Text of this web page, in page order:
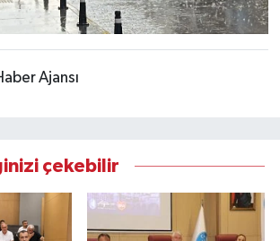
Ajansı
çekebilir